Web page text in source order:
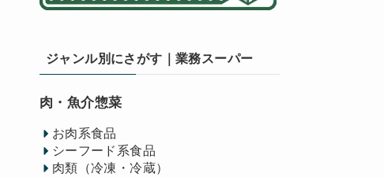
ジャンル別にさがす｜業務スーパー
肉・魚介惣菜
お肉系食品
シーフード系食品
肉類（冷凍・冷蔵）